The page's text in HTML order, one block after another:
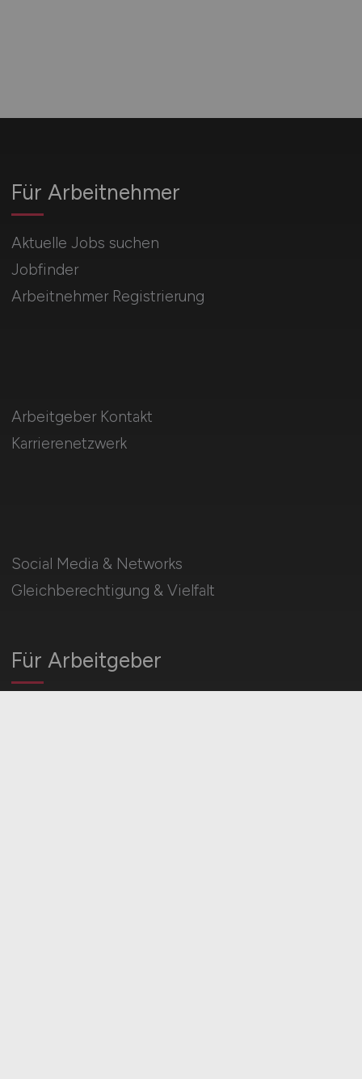
Für Arbeitnehmer
Aktuelle Jobs suchen
Jobfinder
Arbeitnehmer Registrierung
Social Media & Networks
Gleichberechtigung & Vielfalt
Für Arbeitgeber
Arbeitgeber Kontakt
Karrierenetzwerk